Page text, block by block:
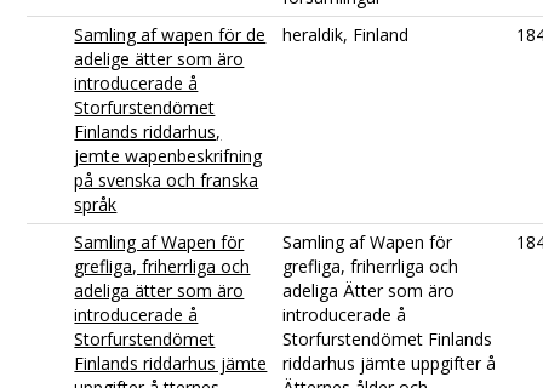
Samling af wapen för de
adelige ätter som äro
introducerade å
Storfurstendömet
Finlands riddarhus,
jemte wapenbeskrifning
på svenska och franska
språk
heraldik, Finland
Samling af Wapen för
grefliga, friherrliga och
adeliga ätter som äro
introducerade å
Storfurstendömet
Finlands riddarhus jämte
Samling af Wapen för
grefliga, friherrliga och
adeliga Ätter som äro
introducerade å
Storfurstendömet Finlands
riddarhus jämte uppgifter å